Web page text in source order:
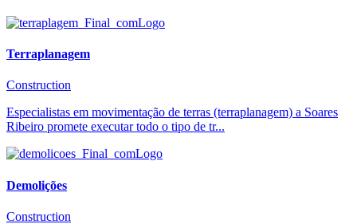
Terraplanagem
Construction
Especialistas em movimentação de terras (terraplanagem) a Soares
Ribeiro promete executar todo o tipo de tr...
Demolições
Construction